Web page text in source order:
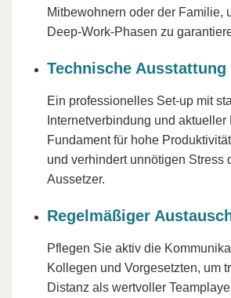
Mitbewohnern oder der Familie,
Deep-Work-Phasen zu
Technische Ausstattung
Ein professionelles Set-up mit
Internetverbindung und
Fundament für hohe
und verhindert unnötigen Stress
Aussetzer.
Regelmäßiger
Pflegen Sie aktiv die
Kollegen und Vorgesetzten, um
Distanz als wertvoller